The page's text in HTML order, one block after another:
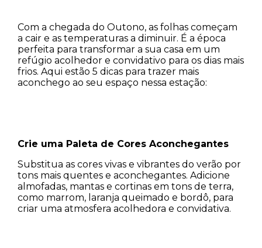
Com a chegada do Outono, as folhas começam
a cair e as temperaturas a diminuir. É a época
perfeita para transformar a sua casa em um
refúgio acolhedor e convidativo para os dias mais
frios. Aqui estão 5 dicas para trazer mais
aconchego ao seu espaço nessa estação:
Crie uma Paleta de Cores Aconchegantes
Substitua as cores vivas e vibrantes do verão por
tons mais quentes e aconchegantes. Adicione
almofadas, mantas e cortinas em tons de terra,
como marrom, laranja queimado e bordô, para
criar uma atmosfera acolhedora e convidativa.